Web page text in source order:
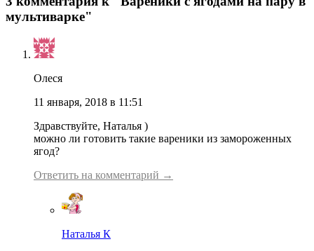
мультиварке"
Олеся
11 января, 2018 в 11:51
Здравствуйте, Наталья )
можно ли готовить такие вареники из замороженных
ягод?
Ответить на комментарий →
Наталья К